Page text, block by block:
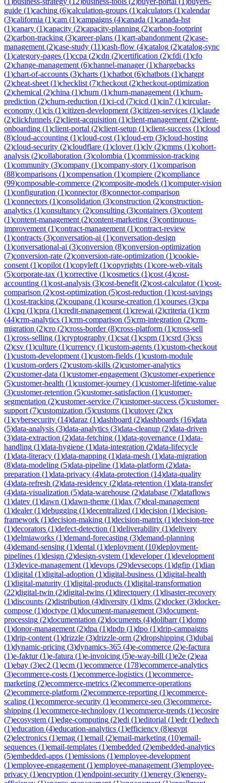
guide (1)caching (6)calculation-groups (1)calculators (1)calendar
(3)california (1)cam (1)campaigns (4)canada (1)canada-hst
(1)canary (1)capacity (2)capacity-planning (2)carbon-footprint
(2)carbon-tracking (3)career-plans (1)cart-abandonment (2)case-
management (2)case-study (11)cash-flow (4)catalog (2)catalog-sync
(1)category-pages (1)ccpa (2)cdn (2)certification (2)cfdi (1)cfo
(2)change-management (6)channel-manager(1)chargebacks
(1)chart-of-accounts (3)charts (1)chatbot (6)chatbots (1)chatgpt
(2)cheat-sheet (1)checklist (7)checkout (2)checkout-optimization
(2)chemical (2)china (1)churn (1)churn-management (1)churn-
prediction (2)churn-reduction (1)ci-cd (7)cicd (1)cin7 (1)circular-
economy (1)cis (1)citizen-development (3)citizen-services (1)claude
(2)clickfunnels (2)client-acquisition (1)client-management (2)client-
onboarding (1)client-portal (2)client-setup (1)client-success (1)cloud
(8)cloud-accounting (1)cloud-cost (1)cloud-erp (3)cloud-hosting
(2)cloud-security (2)cloudflare (1)clover(1)clv (2)cmms (1)cohort-
analysis (2)collaboration (3)colombia (1)commission-tracking
(1)community (3)company (1)company-story (1)comparison
(88)comparisons (1)compensation (1)compiere (2)compliance
(99)composable-commerce (2)composite-models (1)computer-vision
(1)configuration (1)connector(8)connector-comparison
(1)connectors (1)consolidation (3)construction (2)construction-
analytics (1)consultancy (2)consulting (3)containers (3)content
(1)content-management (2)content-marketing (3)continuous-
improvement (1)contract-management (1)contract-review
(1)contracts (3)conversation-ai (1)conversation-design
(1)conversational-ai (3)conversion (8)conversion-optimization
(7)conversion-rate (2)conversion-rate-optimization (1)cookie-
consent (1)copilot (1)copyleft (1)copyrights (1)core-web-vitals
(5)corporate-tax (1)corrective (1)cosmetics (1)cost (4)cost-
accounting (1)cost-analysis (3)cost-benefit (2)cost-calculator(1)cost-
comparison (2)cost-optimization (5)cost-reduction (1)cost-savings
(1)cost-tracking (2)coupang (1)course-creation (1)courses (3)cpa
(1)cpq (1)cpra (1)credit-management (1)crewai (2)criteria (1)crm
(44)crm-analytics (1)crm-comparison (5)crm-integration (2)crm-
migration (2)cro (2)cross-border(8)cross-platform (1)cross-sell
(1)cross-selling (1)cryptography (1)csat (1)cspm (1)csrd (3)css
(2)csv (1)culture (1)currency (1)custom-agents (1)custom-checkout
(1)custom-development (1)custom-fields (1)custom-module
(1)custom-orders (2)custom-skills (2)customer-analytics
(2)customer-data (1)customer-engagement (3)customer-experience
(5)customer-health (1)customer-journey (1)customer-lifetime-value
(3)customer-retention (5)customer-satisfaction (1)customer-
segmentation (2)customer-service (7)customer-success (5)customer-
support (7)customization (5)customs (1)cutover(2)cx
(1)cybersecurity (14)daraz (1)dashboard (2)dashboards (16)data
(5)data-analysis (3)data-analytics (3)data-cleanup (2)data-driven
(3)data-extraction (2)data-fetching (1)data-governance (1)data-
handling (1)data-hygiene (1)data-integration (2)data-lifecycle
(1)data-literacy (1)data-mapping (1)data-mesh (1)data-migration
(8)data-modeling (5)data-pipeline (1)data-platform (2)data-
preparation (1)data-privacy (4)data-protection (14)data-quality
(4)data-refresh (2)data-residency (2)data-retention (1)data-transfer
(4)data-visualization (5)data-warehouse (2)database (7)dataflows
(1)datev (1)dawn (1)dawn-theme (1)dax (7)deal-management
(1)dealer(1)debugging (1)decentralized (1)decision (1)decision-
framework (1)decision-making (1)decision-matrix (1)decision-tree
(1)decorators (1)defect-detection (1)deliverability (1)delivery
(1)delmiaworks (1)demand-forecasting (3)demand-planning
(4)demand-sensing (1)dental (1)deployment (10)deployment-
pipelines (1)design (2)design-system (1)developer(1)development
(13)device-management (1)devops (29)devsecops (1)dgfip (1)dian
(1)digital (1)digital-adoption (1)digital-business (1)digital-health
(1)digital-maturity (1)digital-products (1)digital-transformation
(22)digital-twin (2)digital-twins (1)directquery (1)disaster-recovery
(1)discounts (2)distribution (4)diversity (1)dms (2)docker(3)docker-
compose (1)doctype (1)document-management (3)document-
processing (2)documentation (2)documents (4)dolibarr(1)domo
(1)donor-management (2)dpa (1)dpdp (1)dpo (1)drip-campaigns
(1)drip-content (1)drizzle (3)drizzle-orm (2)dropshipping (3)dubai
(1)dynamic-pricing (3)dynamics-365 (4)e-commerce (2)e-factura
(1)e-faktur(1)e-fatura (1)e-invoicing (5)e-way-bill (1)e2e (2)eaa
(1)ebay (3)ec2 (1)ecm (1)ecommerce (178)ecommerce-analytics
(3)ecommerce-costs (1)ecommerce-logistics (1)ecommerce-
marketing (2)ecommerce-metrics (2)ecommerce-operations
(2)ecommerce-platform (2)ecommerce-reporting (1)ecommerce-
scaling (1)ecommerce-security (1)ecommerce-seo (3)ecommerce-
shipping (1)ecommerce-technology (1)ecommerce-trends (1)ecosire
(7)ecosystem (1)edge-computing (2)edi (1)editorial (1)edr(1)edtech
(1)education (4)education-analytics (1)efficiency (8)egypt
(2)electronics (1)emag (1)email (2)email-marketing (10)email-
sequences (1)email-templates (1)embedded (2)embedded-analytics
(5)embedded-apps (1)emissions (1)employee-development
(1)employee-engagement (1)employee-management (3)employee-
privacy (1)encryption (1)endpoint-security (1)energy (3)energy-